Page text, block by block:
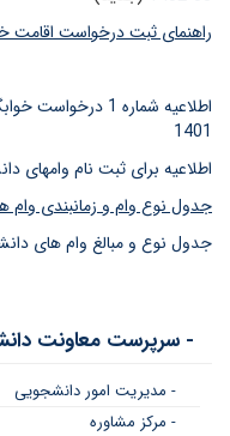
راهنمای ثبت درخواست اقامت
1401
اطلاعیه برای ثبت نام وامهای
جدول نوع وام و زمانبندی وام های
جدول نوع و مبالغ وام های
- سرپرست معاونت
- مدیریت امور دانشجویی
- مرکز مشاوره